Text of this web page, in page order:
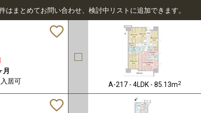
はまとめてお問い合わせ、検討中リストに追加できます。
月
居可 A-217 - 4LDK - 85.13m2